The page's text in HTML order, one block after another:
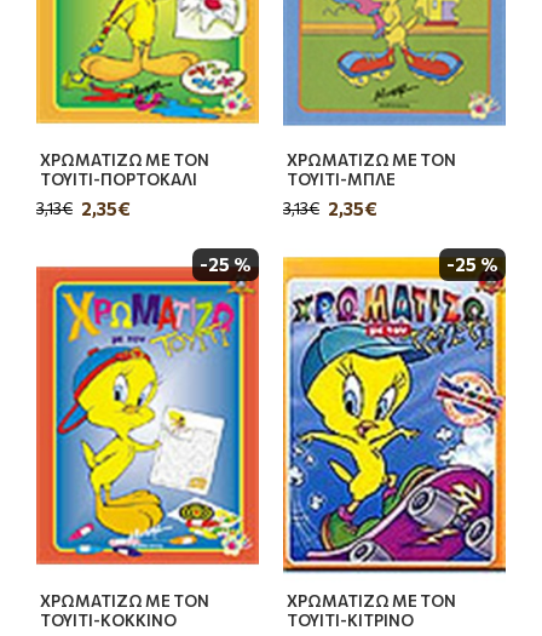
ΧΡΩΜΑΤΙΖΩ ΜΕ ΤΟΝ
ΤΟΥΙΤΙ-ΠΟΡΤΟΚΑΛΙ
2,35€
3,13€
ΧΡΩΜΑΤΙΖΩ ΜΕ ΤΟΝ
ΤΟΥΙΤΙ-ΜΠΛΕ
2,35€
3,13€
-25 %
ΧΡΩΜΑΤΙΖΩ ΜΕ ΤΟΝ
ΤΟΥΙΤΙ-ΚΟΚΚΙΝΟ
-25 %
ΧΡΩΜΑΤΙΖΩ ΜΕ ΤΟΝ
ΤΟΥΙΤΙ-ΚΙΤΡΙΝΟ